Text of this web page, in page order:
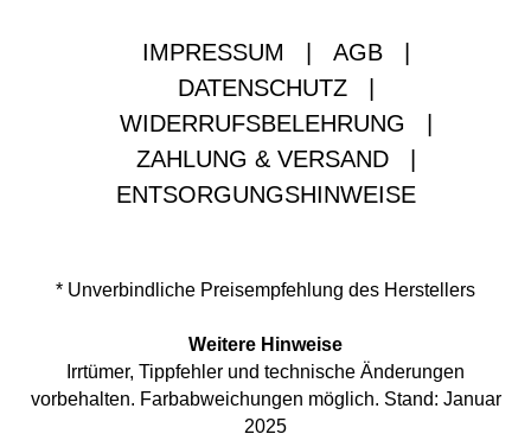
IMPRESSUM AGB
DATENSCHUTZ
WIDERRUFSBELEHRUNG
ZAHLUNG & VERSAND
ENTSORGUNGSHINWEISE
* Unverbindliche Preisempfehlung des Herstellers
Weitere Hinweise
Irrtümer, Tippfehler und technische Änderungen
vorbehalten. Farbabweichungen möglich. Stand: Januar
2025